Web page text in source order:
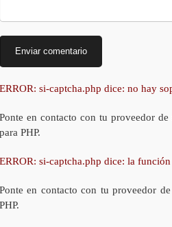
ERROR: si-captcha.php dice: no hay
Ponte en contacto con tu proveedor
para PHP.
ERROR: si-captcha.php dice: la
Ponte en contacto con tu proveedor
PHP.